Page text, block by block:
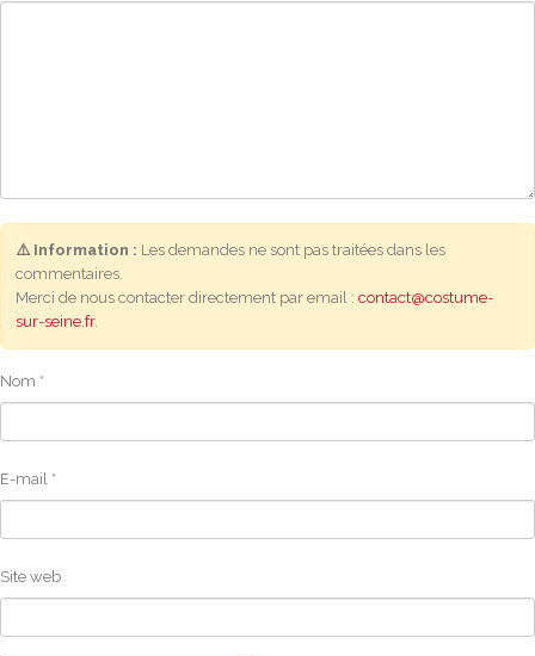
⚠️ Information : Les demandes ne sont pas traitées dans les
commentaires.
Merci de nous contacter directement par email : contact@costume-
sur-seine.fr.
Nom *
E-mail *
Site web